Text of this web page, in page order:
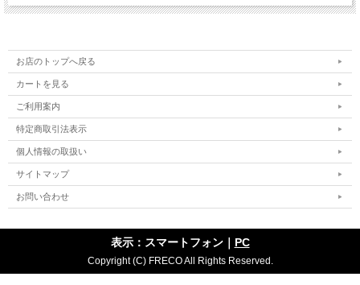
お店のトップへ戻る
カートを見る
ご利用案内
特定商取引法表示
個人情報の取扱い
サイトマップ
お問い合わせ
表示：スマートフォン｜ PC
Copyright (C) FRECO All Rights Reserved.